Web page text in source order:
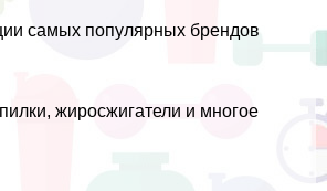
самых популярных брендов
жиросжигатели и многое